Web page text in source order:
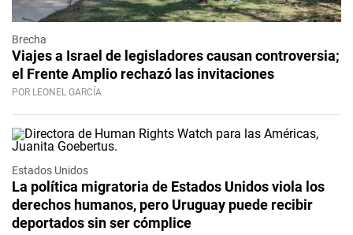
Brecha
Viajes a Israel de legisladores causan controversia;
el Frente Amplio rechazó las invitaciones
POR LEONEL GARCÍA
Estados Unidos
La política migratoria de Estados Unidos viola los
derechos humanos, pero Uruguay puede recibir
deportados sin ser cómplice